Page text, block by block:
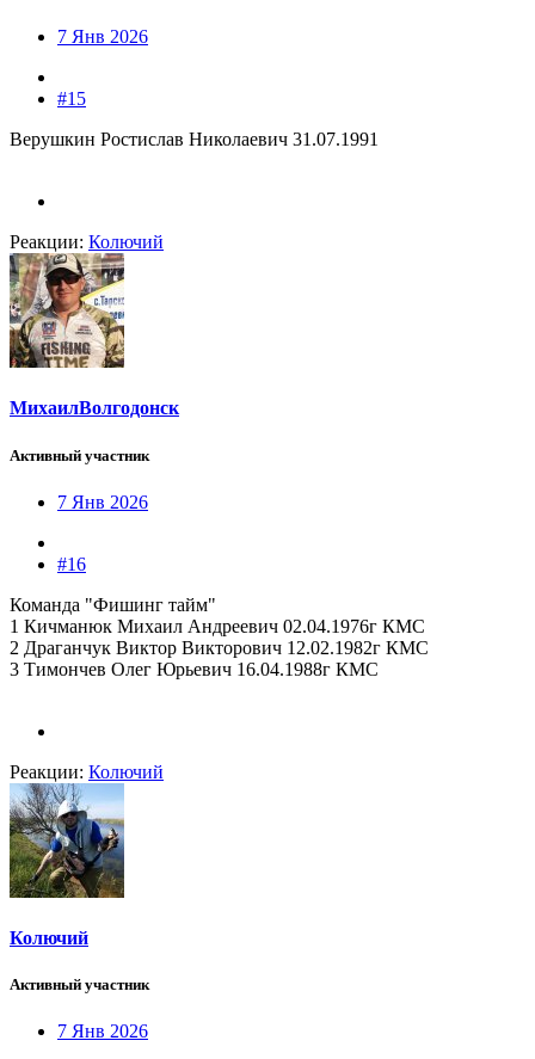
7 Янв 2026
#15
Верушкин Ростислав Николаевич 31.07.1991
Реакции: Колючий
МихаилВолгодонск
Активный участник
7 Янв 2026
#16
Команда "Фишинг тайм"
1 Кичманюк Михаил Андреевич 02.04.1976г КМС
2 Драганчук Виктор Викторович 12.02.1982г КМС
3 Тимончев Олег Юрьевич 16.04.1988г КМС
Реакции: Колючий
Колючий
Активный участник
7 Янв 2026